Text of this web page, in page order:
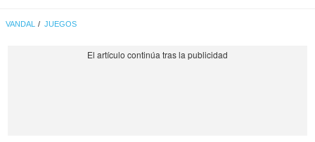
VANDAL JUEGOS